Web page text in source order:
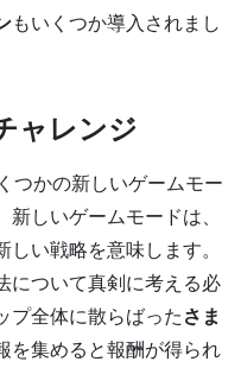
もいくつか導入されまし
ャレンジ
つかの新しいゲームモー
しいゲームモードは、
い戦略を意味します。
について真剣に考える必
プ全体に散らばった さま
を集めると報酬が得られ